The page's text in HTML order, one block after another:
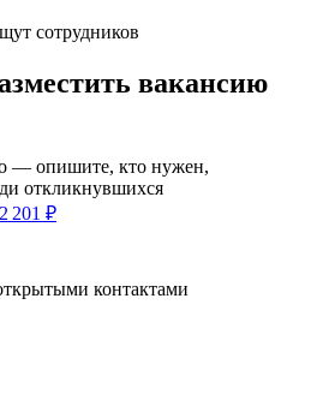
сотрудников
вакансию
— опишите, кто нужен,
откликнувшихся
2 201 ₽
контактами